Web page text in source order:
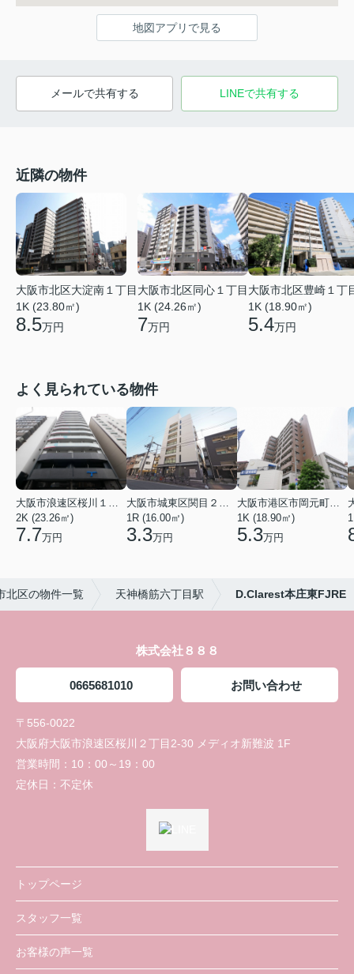
地図アプリで見る
メールで共有する LINEで共有する
近隣の物件
大阪市北区大淀南１丁目
1K (23.80㎡)
8.5万円
大阪市北区同心１丁目
1K (24.26㎡)
7万円
大阪市北区豊崎１丁
1K (18.90㎡)
5.4万円
よく見られている物件
大阪市浪速区桜川１丁目
2K (23.26㎡)
7.7万円
大阪市城東区関目２丁目
1R (16.00㎡)
3.3万円
大阪市港区市岡元町１丁目
1K (18.90㎡)
5.3万円
北区の物件一覧 天神橋筋六丁目駅 D.Clarest本庄東FJRE
株式会社８８８
0665681010 お問い合わせ
〒556-0022
大阪府大阪市浪速区桜川２丁目2-30 メディオ新難波 1F
営業時間： 10：00～19：00
定休日： 不定休
トップページ
スタッフ一覧
お客様の声一覧